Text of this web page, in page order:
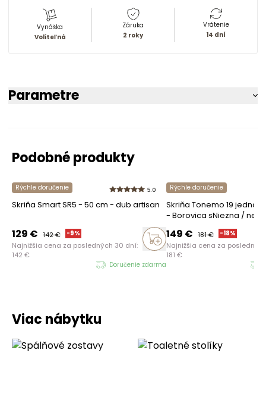
Vynáška
Voliteľná
Záruka
2 roky
Vrátenie
14 dní
Parametre
Podobné produkty
Rýchle doručenie 5.0
Skriňa Smart SR5 - 50 cm - dub artisan
129 € 142€ -9%
Najnižšia cena za posledných 30 dní:
142 €
Doručenie zdarma
Rýchle doručenie
Skriňa Tonemo 19
- Borovica sNiezna / new
149 € 181€ -18%
Najnižšia cena za
181 €
Viac nábytku